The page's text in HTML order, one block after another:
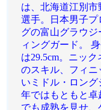
は、北海道江別
選手。日本男子
グの富山グラウ
ィングガード。
は29.5cm。ニッ
のスキル、フィ
いミドル・ロン
年ではもともと
でも成熟を見せ